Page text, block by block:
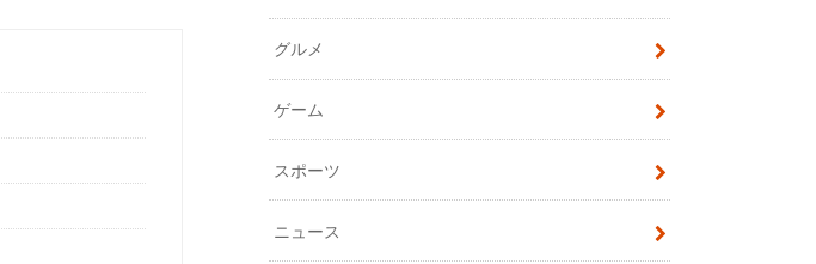
グルメ
ゲーム
スポーツ
ニュース